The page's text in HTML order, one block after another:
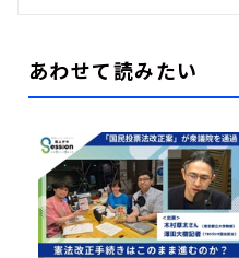
あわせて読みたい